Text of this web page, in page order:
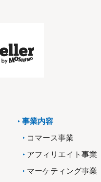
事業内容
コマース事業
アフィリエイト事業
マーケティング事業